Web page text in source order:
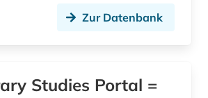
Zur Datenbank
Studies Portal =